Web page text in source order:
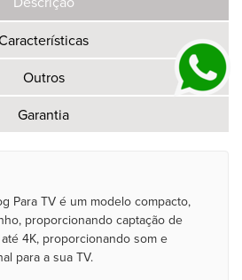
Outros
Garantia
Para TV é um modelo compacto,
proporcionando captação de
4K, proporcionando som e
para a sua TV.